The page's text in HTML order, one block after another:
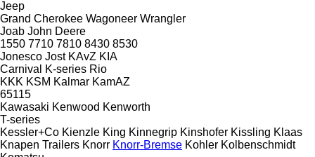
Jeep
Grand Cherokee Wagoneer Wrangler
Joab John Deere
1550 7710 7810 8430 8530
Jonesco Jost KAvZ KIA
Carnival
K-series Rio
KKK KSM Kalmar KamAZ
65115
Kawasaki Kenwood Kenworth
T-series
Kessler+Co Kienzle King Kinnegrip Kinshofer Kissling Klaas
Knapen Trailers Knorr Knorr-Bremse Kohler Kolbenschmidt